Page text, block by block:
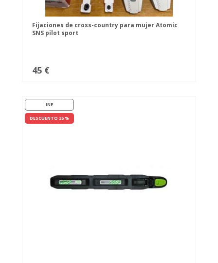
Fijaciones de cross-country para mujer Atomic
SNS pilot sport
45 €
INE
DESCUENTO 35 %